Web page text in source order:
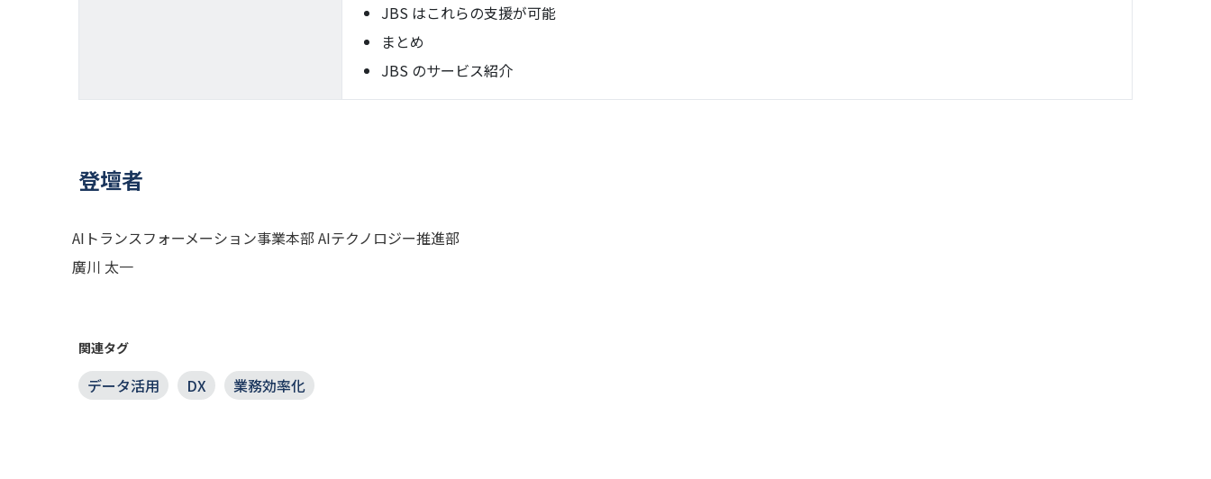
JBS はこれらの支援が可能
まとめ
JBS のサービス紹介
登壇者
AIトランスフォーメーション事業本部 AIテクノロジー推進部
廣川 太一
関連タグ
データ活用 DX 業務効率化